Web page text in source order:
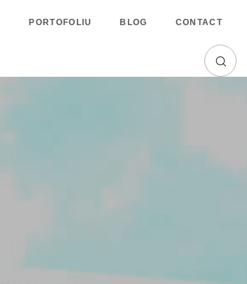
PORTOFOLIU BLOG CONTACT